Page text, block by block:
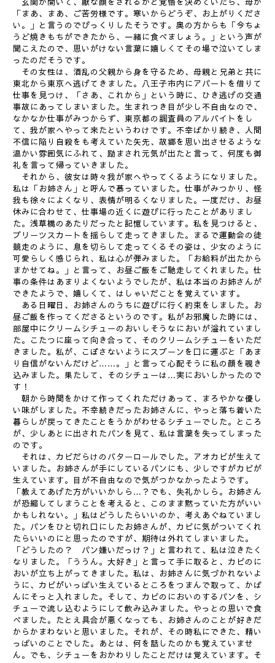
「まあ、まあ、ご苦労様です。寒いからどうぞ、お上がりくださ
い。」と言うのでびっくりしたそうです。奥の方からも「今ちょ
うど焼きもちができたから、一緒に食べましょう。」という声が
聞こえたので、思いがけない言葉に嬉しくてその場で泣いてしま
ったのだそうです。
その女性は、酒乱の父親から身を守るため、母親と兄弟と共に
東北から東京へ逃げてきました。八王子市内にアパートを借りて
仕事を見つけ、「さあ、これから」という時に、ひき逃げの交通
事故にあってしまいました。生まれつき目が少し不自由なので、
なかなか仕事がみつからず、東京都の調査員のアルバイトをし
て、我が家へやって来たというわけです。不幸ばかり続き、人間
不信に陥り自殺をも考えていた矢先、故郷を思い出させるような
温かい雰囲気にふれて、励まされ元気が出たと言って、何度も御
礼を言って帰っていきました。
それから、彼女は時々我が家へやってくるようになりました。
私は「お姉さん」と呼んで慕っていました。仕事がみつかり、怪
我も徐々によくなり、表情が明るくなりました。一度だけ、お昼
休みに合わせて、仕事場の近くに遊びに行ったことがありまし
た。浅草橋のあたりだったと記憶しています。私を見つけると、
プリーツスカートを揺らして走ってきました。まるで運動会の徒
競走のように、息を切らして走ってくるその姿は、少女のように
可愛らしく感じられ、私は心が弾みました。「お給料が出たから
まかせてね。」と言って、お昼ご飯をご馳走してくれました。仕
事の条件はあまりよくないようでしたが、私は本当のお姉さんが
できたようで、嬉しくて、はしゃいだことを覚えています。
ある日曜日、お姉さんのうちに遊びに行く約束をしました。お
昼ご飯を作ってくださるというのです。私がお邪魔した時には、
部屋中にクリームシチューのおいしそうなにおいが溢れていまし
た。こたつに座って向き合って、そのクリームシチューをいただ
きました。私が、こぼさないようにスプーンを口に運ぶと「あま
り自信がないんだけど……。」と言って心配そうに私の顔を覗き
込みました。果たして、そのシチューは…実においしかったので
す！
朝から時間をかけて作ってくれただけあって、まろやかな優し
い味がしました。不幸続きだったお姉さんに、やっと落ち着いた
暮らしが戻ってきたことをうかがわせるシチューでした。ところ
が、少しあとに出されたパンを見て、私は言葉を失ってしまった
のです。
それは、カビだらけのバターロールでした。アオカビが生えて
いました。お姉さんが手にしているパンにも、少しですがカビが
生えています。目が不自由なので気がつかなかったようです。
「教えてあげた方がいいかしら…？でも、失礼かしら。お姉さん
が恐縮してしまうことを考えると、このまま黙っていた方がいい
かもしれない。」私はどうしたらいいのか、考えあぐねていまし
た。パンをひと切れ口にしたお姉さんが、カビに気がついてくれ
たらいいのにと思ったのですが、期待は外れてしまいました。
「どうしたの？ パン嫌いだっけ？」と言われて、私は泣きたく
なりました。「ううん。大好き」と言って手に取ると、カビのに
おいが立ち上がってきました。私は、お姉さんに気づかれないよ
うに、カビがいっぱい生えているところをつまんで取って、かば
んにそっと入れました。そして、カビのにおいのするパンを、シ
チューで流し込むようにして飲み込みました。やっとの思いで食
べました。たとえ具合が悪くなっても、お姉さんのことが好きだ
からかまわないと思いました。それが、その時私にできた、精い
っぱいのことでした。あとは、何を話したのかも覚えていませ
ん。でも、シチューをおかわりしたことだけは覚えています。そ